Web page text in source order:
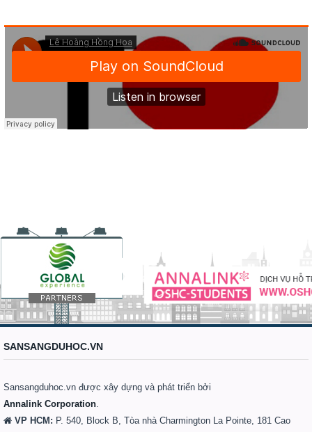
SANSANGDUHOC.VN
Sansangduhoc.vn được xây dựng và phát triển bởi
Annalink Corporation
VP HCM: P. 540, Block B, Tòa nhà Charmington La Pointe, 181 Cao